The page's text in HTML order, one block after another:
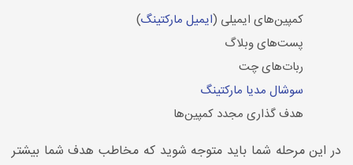
کمپین‌های ایمیلی (ایمیل مارکتینگ)
پست‌های وبلاگ
ربات‌های چت
سوشال مدیا مارکتینگ
هدف گذاری مجدد کمپین‌ها
در این مرحله شما باید متوجه شوید که مخاطب هدف شما بیشتر